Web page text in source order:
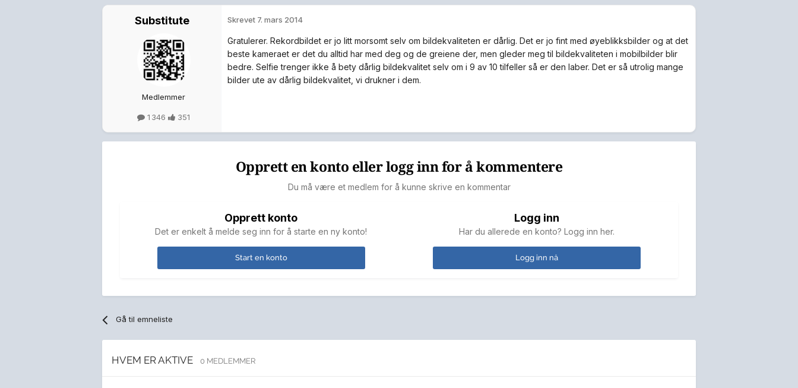
Substitute
Medlemmer
1 346 351
Skrevet 7. mars 2014
Gratulerer. Rekordbildet er jo litt morsomt selv om bildekvaliteten er dårlig. Det er jo fint med øyeblikksbilder og at det
beste kameraet er det du alltid har med deg og de greiene der, men gleder meg til bildekvaliteten i mobilbilder blir
bedre. Selfie trenger ikke å bety dårlig bildekvalitet selv om i 9 av 10 tilfeller så er den laber. Det er så utrolig mange
bilder ute av dårlig bildekvalitet, vi drukner i dem.
Opprett en konto eller logg inn for å kommentere
Du må være et medlem for å kunne skrive en kommentar
Opprett konto
Det er enkelt å melde seg inn for å starte en ny konto!
Start en konto
Logg inn
Har du allerede en konto? Logg inn her.
Logg inn nå
Gå til emneliste
HVEM ER AKTIVE 0 MEDLEMMER